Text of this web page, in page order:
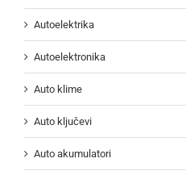
Autoelektrika
Autoelektronika
Auto klime
Auto ključevi
Auto akumulatori